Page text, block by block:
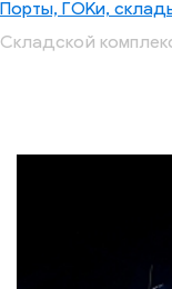
Порты, ГОКи,
Складской